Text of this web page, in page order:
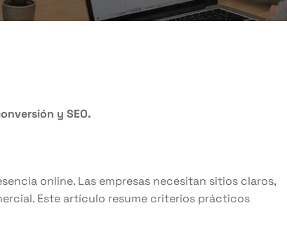
y SEO.
online. Las empresas necesitan sitios claros,
Este artículo resume criterios prácticos